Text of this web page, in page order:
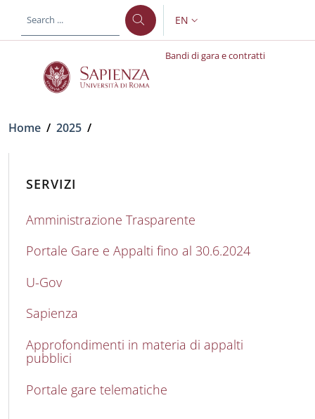
LANGUAGE SWITCHER:
EN
Bandi di gara e contratti
Breadcrumb
Home / 2025 /
SERVIZI
Amministrazione Trasparente
Portale Gare e Appalti fino al 30.6.2024
U-Gov
Sapienza
Approfondimenti in materia di appalti
pubblici
Portale gare telematiche